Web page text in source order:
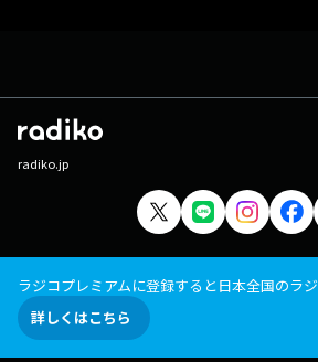
radiko.jp
ラジコプレミアムに登録すると日本全国のラ
詳しくはこちら